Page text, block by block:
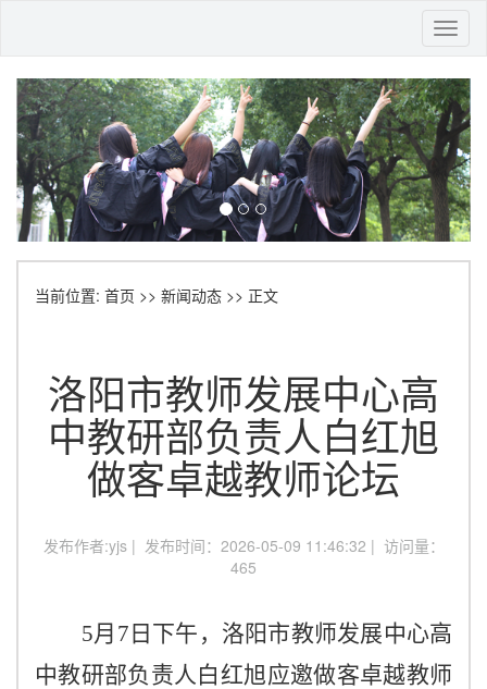
当前位置: 首页 >> 新闻动态 >> 正文
洛阳市教师发展中心高
中教研部负责人白红旭
做客卓越教师论坛
发布作者:yjs | 发布时间：2026-05-09 11:46:32 | 访问量：
465
5月7日下午，洛阳市教师发展中心高
中教研部负责人白红旭应邀做客卓越教师